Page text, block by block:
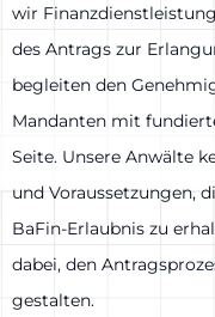
wir
des Antrags zur
begleiten den
Mandanten mit
Seite. Unsere Anwälte
und Voraussetzungen,
BaFin-Erlaubnis zu
dabei, den
gestalten.